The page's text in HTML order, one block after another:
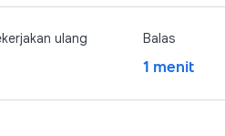
ulang Balas
1 menit